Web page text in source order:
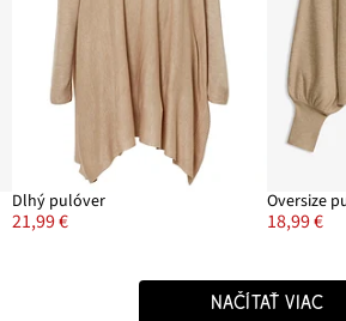
Dlhý pulóver
21,99 € 18,99 €
NAČÍTAŤ VIAC